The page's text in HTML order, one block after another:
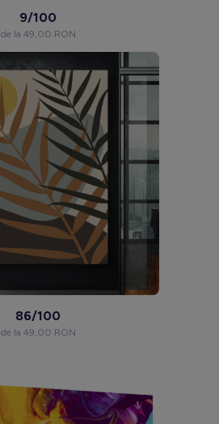
9/100
de la 49,00 RON
86/100
de la 49,00 RON